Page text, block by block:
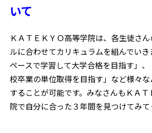
いて
ＫＡＴＥＫＹＯ高等学院は、各生徒さ
ルに合わせてカリキュラムを組んでいき
ペースで学習して大学合格を目指す」
校卒業の単位取得を目指す」など様々
することが可能です。みなさんもＫＡ
院で自分に合った３年間を見つけてみて